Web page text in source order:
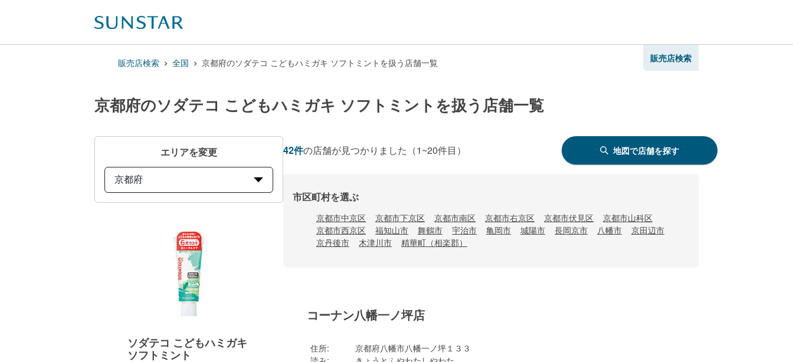
販売店検索 全国 京都府のソダテコ こどもハミガキ ソフトミントを扱う店舗一覧 販売店検索
京都府のソダテコ こどもハミガキ ソフトミントを扱う店舗一覧
エリアを変更
京都府
ソダテコ こどもハミガキ
ソフトミント
42件の店舗が見つかりました （1~20件目） 地図で店舗を探す
市区町村を選ぶ
京都市中京区 京都市下京区 京都市南区 京都市右京区 京都市伏見区
京都市山科区
京都市西京区
福知山市 舞鶴市 宇治市 亀岡市 城陽市 長岡京市 八幡市
京田辺市
京丹後市
木津川市 精華町（相楽郡）
コーナン八幡一ノ坪店
住所:
京都府八幡市八幡一ノ坪１３３